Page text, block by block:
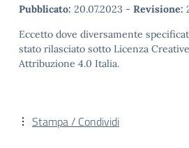
Pubblicato: 20.07.2023 - Revisione:
Eccetto dove diversamente
stato rilasciato sotto Licenza
Attribuzione 4.0 Italia.
Stampa / Condividi